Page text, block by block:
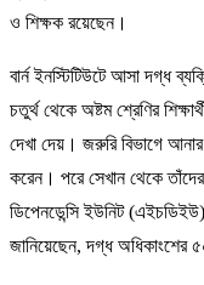
ও শিক্ষক রয়েছেন।
বার্ন ইনস্টিটিউটে আসা দগ্ধ
চতুর্থ থেকে অষ্টম শ্রেণির
দেখা দেয়। জরুরি বিভাগে আনার
করেন। পরে সেখান থেকে তাঁদের
ডিপেনডেন্সি ইউনিট
জানিয়েছেন, দগ্ধ অধিকাংশের